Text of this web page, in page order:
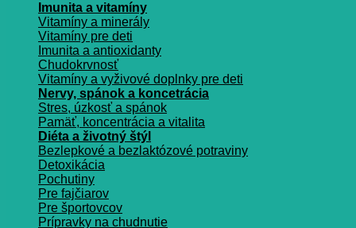
Imunita a vitamíny
Vitamíny a minerály
Vitamíny pre deti
Imunita a antioxidanty
Chudokrvnosť
Vitamíny a vyživové doplnky pre deti
Nervy, spánok a koncetrácia
Stres, úzkosť a spánok
Pamäť, koncentrácia a vitalita
Diéta a životný štýl
Bezlepkové a bezlaktózové potraviny
Detoxikácia
Pochutiny
Pre fajčiarov
Pre športovcov
Prípravky na chudnutie